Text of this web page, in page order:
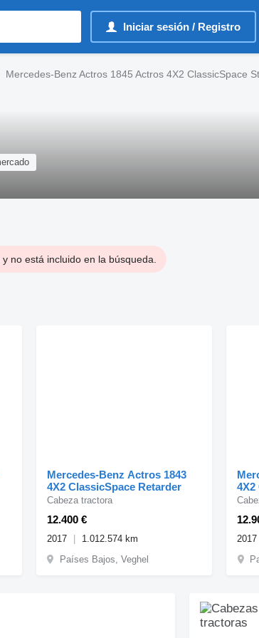
Iniciar sesión / Registro
Mercedes-Benz Actros 1845 Actros 4X2 ClassicSpace
no está incluido en la búsqueda.
Mercedes-Benz Actros 1843
4X2 ClassicSpace Retarder
12.400 €
Cabeza tractora
2017
1.012.574 km
Países Bajos, Veghel
4X2
2017